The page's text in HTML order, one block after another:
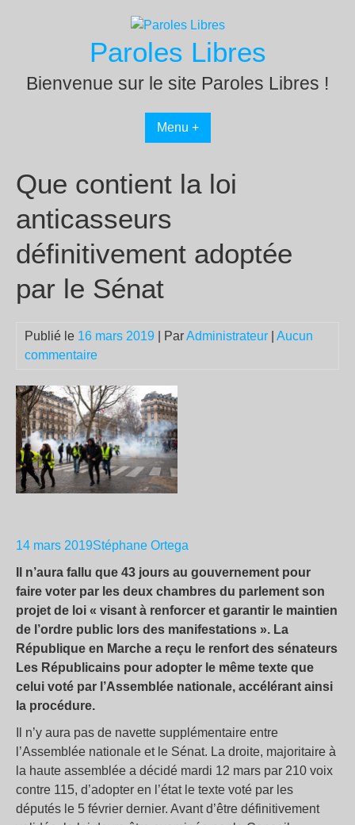
Paroles Libres
Bienvenue sur le site Paroles Libres !
Menu +
Que contient la loi
anticasseurs
définitivement adoptée
par le Sénat
Publié le 16 mars 2019 | ParAdministrateur
Aucun
commentaire
14 mars 2019Stéphane Ortega
Il n’aura fallu que 43 jours au gouvernement pour
faire voter par les deux chambres du parlement son
projet de loi « visant à renforcer et garantir le maintien
de l’ordre public lors des manifestations ». La
République en Marche a reçu le renfort des sénateurs
Les Républicains pour adopter le même texte que
celui voté par l’Assemblée nationale, accélérant ainsi
la procédure.
Il n’y aura pas de navette supplémentaire entre
l’Assemblée nationale et le Sénat. La droite, majoritaire à
la haute assemblée a décidé mardi 12 mars par 210 voix
contre 115, d’adopter en l’état le texte voté par les
députés le 5 février dernier. Avant d’être définitivement